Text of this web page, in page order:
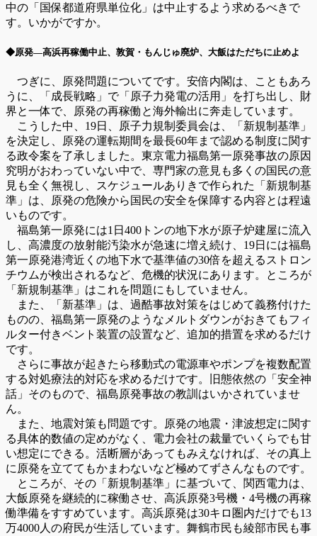
中の「国保都道府県単位化」は中止するよう求めるべきで
す。いかがですか。
◆原発―高浜再稼働中止、敦賀・もんじゅ廃炉、大飯はただちに止めよ
つぎに、原発問題についてです。安倍内閣は、こともあろ
うに、「成長戦略」で「原子力発電の活用」を打ち出し、財
界と一体で、原発の再稼働と海外輸出に奔走しています。
こうした中、19日、原子力規制委員会は、「新規制基準」
を決定し、原発の運転期間を最長60年まで認める制度に関す
る政令案を了承しました。東京電力福島第一原発事故の原因
究明がおわっていない中で、専門家の意見も多くの国民の意
見も全く無視し、スケジュールありきで作られた「新規制基
準」は、原発の危険から国民の安全を保障する内容とは程遠
いものです。
福島第一原発には1日400トンの地下水が原子炉建屋に流入
し、高濃度の放射能汚染水が急速に増え続け、19日には福島
第一原発港湾近くの地下水で基準値の30倍を超えるストロン
チウムが検出されるなど、危機的状況にあります。ところが
「新規制基準」はこれを問題にもしていません。
また、「新基準」は、過酷事故対策をはじめて義務付けた
ものの、福島第一原発のようなメルトダウンがおきてもフィ
ルター付きベント装置の設置など、追加的措置を求めるだけ
です。
さらに事故が起きたら移動式の電源車やポンプを複数配置
する対処療法的対応を求めるだけです。旧態依然の「安全神
話」そのもので、福島原発事故の教訓はいかされていませ
ん。
また、地震対策も問題です。原発の地震・津波想定に関す
る具体的数値の定めがなく、電力会社の裁量でいくらでも甘
い想定にできる。活断層があってもみえなければ、その真上
に原発を立ててもかまわないなど極めてずさんなものです。
ところが、その「新規制基準」に基づいて、関西電力は、
大飯原発を継続的に稼働させ、高浜原発3号機・4号機の再稼
働準備をすすめています。高浜原発は30キロ圏内だけでも13
万4000人の府民が生活しています。舞鶴市民も綾部市民も事